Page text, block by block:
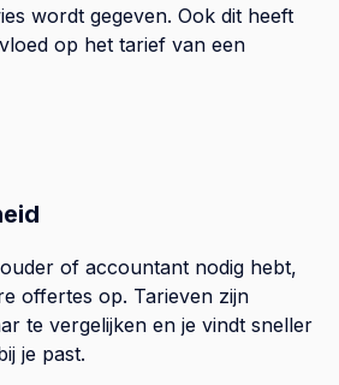
wordt gegeven. Ook dit heeft
op het tarief van een
of accountant nodig hebt,
offertes op. Tarieven zijn
te vergelijken en je vindt sneller
je past.